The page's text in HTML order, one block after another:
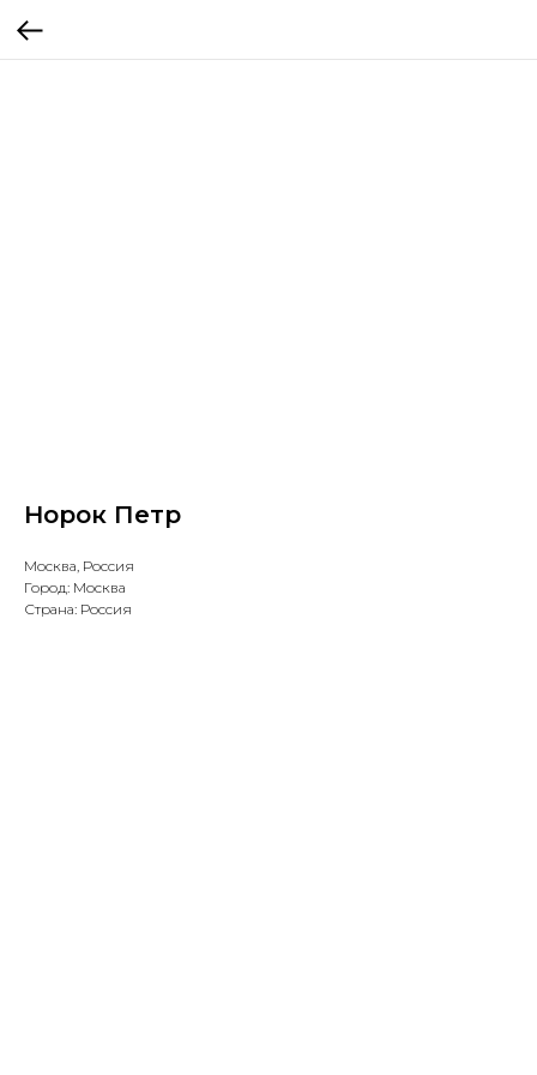
Норок Петр
Москва, Россия
Город: Москва
Страна: Россия